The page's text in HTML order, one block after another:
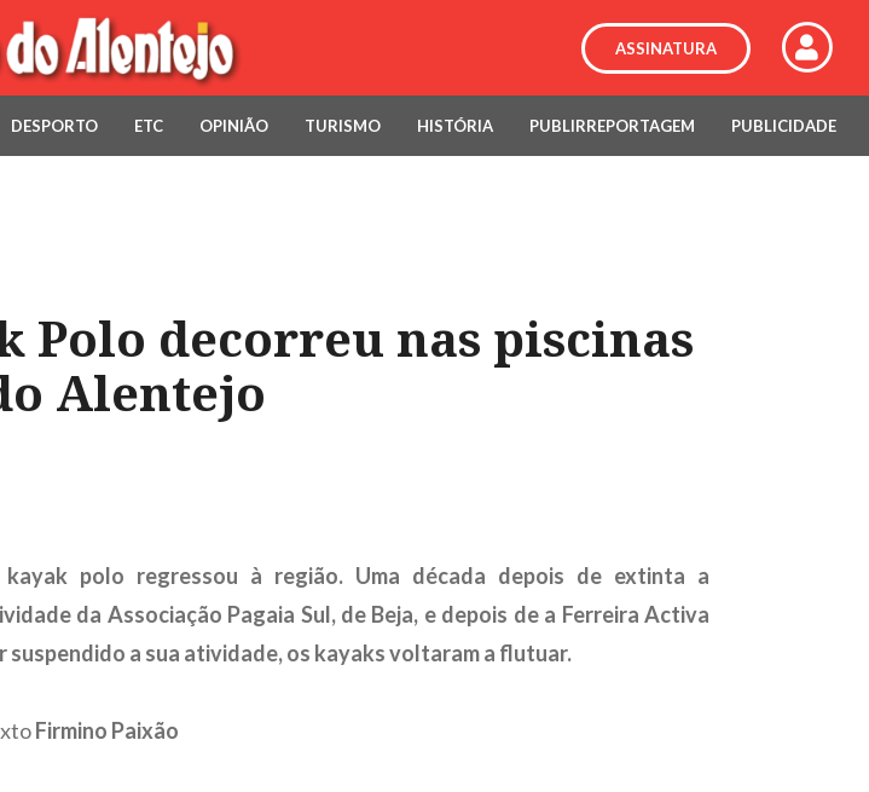
ASSINATURA
DESPORTO ETC OPINIÃO TURISMO HISTÓRIA PUBLIRREPORTAGEM PUBLICIDADE
Polo decorreu nas piscinas
Alentejo
polo regressou à região. Uma década depois de extinta a
da Associação Pagaia Sul, de Beja, e depois de a Ferreira Activa
suspendido a sua atividade, os kayaks voltaram a flutuar.
Firmino Paixão